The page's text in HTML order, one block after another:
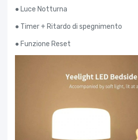
● Luce Notturna
● Timer + Ritardo di spegnimento
● Funzione Reset